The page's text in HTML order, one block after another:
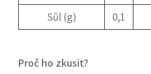
Sůl (g)
0,1
Proč ho zkusit?